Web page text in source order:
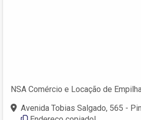
NSA Comércio e Locação de
Avenida Tobias Salgado, 565 -